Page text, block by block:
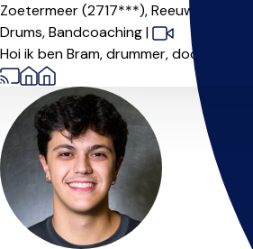
Zoetermeer (2717***),Reeuwijk
Drums,Bandcoaching|
Hoi ik ben Bram, drummer, docent,